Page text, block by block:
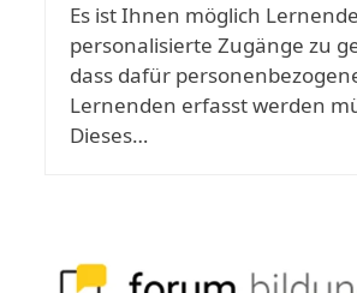
Es ist Ihnen möglich
personalisierte Zugänge zu
dass dafür
Lernenden erfasst werden
Dieses…